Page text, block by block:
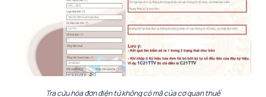
Tra cứu hóa đơn điện tử không có mã của cơ quan thuế